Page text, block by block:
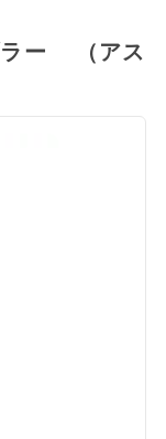
ラー （アス